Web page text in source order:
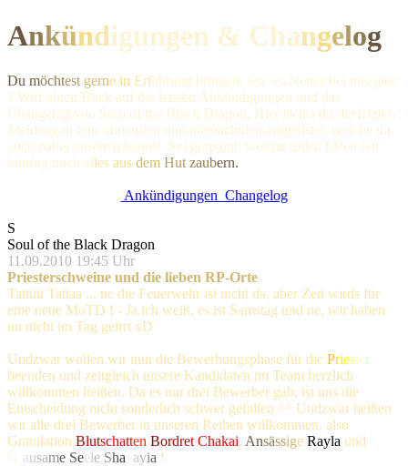
Ankündigungen & Changelog
Du möchtest gerne in Erfahrung bringen, was es Neues bei uns gibt
? Wirf einen Blick auf die letzten Ankündigungen und das
Changelog von Soul of the Black Dragon. Hier siehst du die letzten
Meldungen fein säuberlich und übersichtlich aufgelistet, welche du
auch näher ansehen kannst. Sei gespannt welche tollen Ideen wir
künftig noch alles aus dem Hut zaubern.
Ankündigungen Changelog
S
Soul of the Black Dragon
11.09.2010 19:45 Uhr
Priesterschweine und die lieben RP-Orte
Tattüü Tattaa ... ne die Feuerwehr ist nicht da, aber Zeit wirds für
eine neue MoTD ! - Ja ich weiß, es ist Samstag und ne, wir haben
un nicht im Tag geirrt xD
Undzwar wollen wir nun die Bewerbungsphase für die Priester
beenden und zeitgleich unsere Kandidaten im Team herzlich
willkommen heißen. Da es nur drei Bewerber gab, ist uns die
Entscheidung nicht sonderlich schwer gefallen ^^ Undzwar heißen
wir alle drei Bewerber in unseren Reihen willkommen, also
Gratulation Blutschatten Bordret Chakai, Ansässige Rayla und
G ausame Seele Sha ayia !